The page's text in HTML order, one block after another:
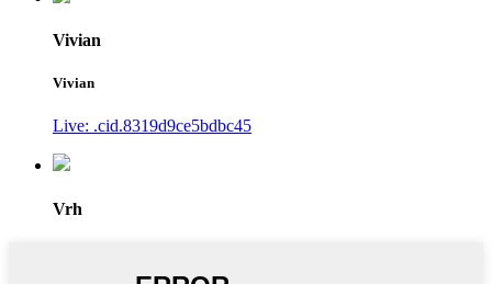
Vivian
Vivian
Live: .cid.8319d9ce5bdbc45
Vrh